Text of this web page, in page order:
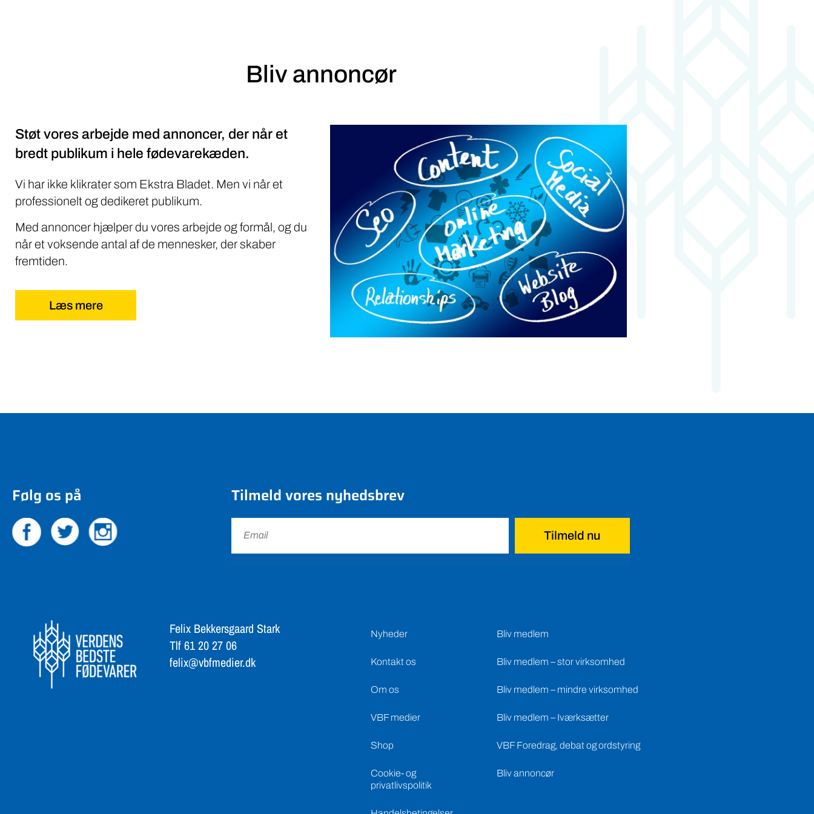
Bliv annoncør
Støt vores arbejde med annoncer, der når et
bredt publikum i hele fødevarekæden.
Vi har ikke klikrater som Ekstra Bladet. Men vi når et
professionelt og dedikeret publikum.
Med annoncer hjælper du vores arbejde og formål, og du
når et voksende antal af de mennesker, der skaber
fremtiden.
Læs mere
Følg os på Tilmeld vores nyhedsbrev
Tilmeld nu
Felix Bekkersgaard Stark
Tlf 61 20 27 06
felix@vbfmedier.dk
Nyheder
Kontakt os
Om os
VBF medier
Shop
Cookie- og
privatlivspolitik
Bliv medlem
Bliv medlem – stor virksomhed
Bliv medlem – mindre virksomhed
Bliv medlem – Iværksætter
VBF Foredrag, debat og ordstyring
Bliv annoncør